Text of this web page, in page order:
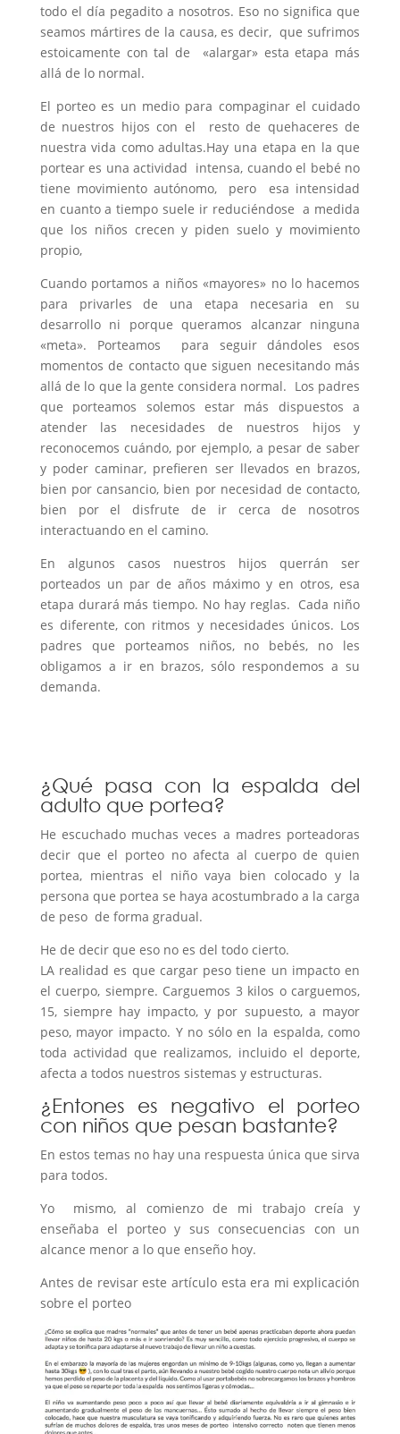
todo el día pegadito a nosotros. Eso no significa que
seamos mártires de la causa, es decir, que sufrimos
estoicamente con tal de «alargar» esta etapa más
allá de lo normal.
El porteo es un medio para compaginar el cuidado
de nuestros hijos con el resto de quehaceres de
nuestra vida como adultas.Hay una etapa en la que
portear es una actividad intensa, cuando el bebé no
tiene movimiento autónomo, pero esa intensidad
en cuanto a tiempo suele ir reduciéndose a medida
que los niños crecen y piden suelo y movimiento
propio,
Cuando portamos a niños «mayores» no lo hacemos
para privarles de una etapa necesaria en su
desarrollo ni porque queramos alcanzar ninguna
«meta». Porteamos para seguir dándoles esos
momentos de contacto que siguen necesitando más
allá de lo que la gente considera normal. Los padres
que porteamos solemos estar más dispuestos a
atender las necesidades de nuestros hijos y
reconocemos cuándo, por ejemplo, a pesar de saber
y poder caminar, prefieren ser llevados en brazos,
bien por cansancio, bien por necesidad de contacto,
bien por el disfrute de ir cerca de nosotros
interactuando en el camino.
En algunos casos nuestros hijos querrán ser
porteados un par de años máximo y en otros, esa
etapa durará más tiempo. No hay reglas. Cada niño
es diferente, con ritmos y necesidades únicos. Los
padres que porteamos niños, no bebés, no les
obligamos a ir en brazos, sólo respondemos a su
demanda.
¿Qué pasa con la espalda del
adulto que portea?
He escuchado muchas veces a madres porteadoras
decir que el porteo no afecta al cuerpo de quien
portea, mientras el niño vaya bien colocado y la
persona que portea se haya acostumbrado a la carga
de peso de forma gradual.
He de decir que eso no es del todo cierto.
LA realidad es que cargar peso tiene un impacto en
el cuerpo, siempre. Carguemos 3 kilos o carguemos,
15, siempre hay impacto, y por supuesto, a mayor
peso, mayor impacto. Y no sólo en la espalda, como
toda actividad que realizamos, incluido el deporte,
afecta a todos nuestros sistemas y estructuras.
¿Entones es negativo el porteo
con niños que pesan bastante?
En estos temas no hay una respuesta única que sirva
para todos.
Yo mismo, al comienzo de mi trabajo creía y
enseñaba el porteo y sus consecuencias con un
alcance menor a lo que enseño hoy.
Antes de revisar este artículo esta era mi explicación
sobre el porteo